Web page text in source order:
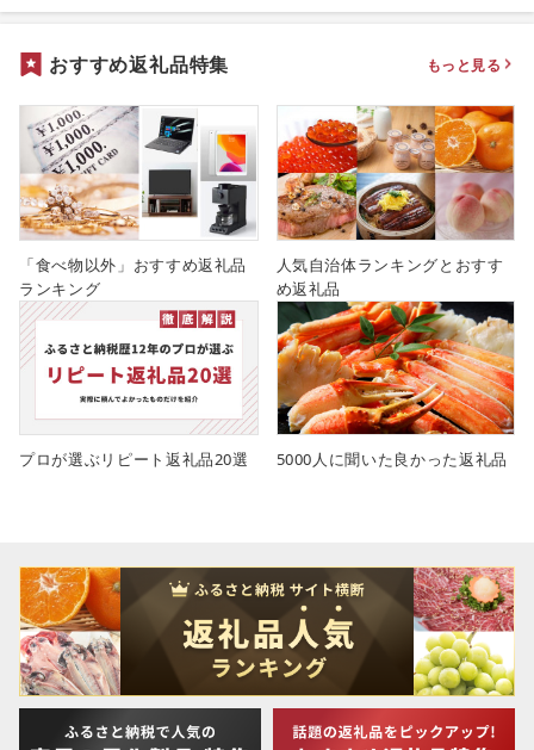
おすすめ返礼品特集 もっと見る
「食べ物以外」おすすめ返礼品
ランキング
人気自治体ランキングとおすす
め返礼品
プロが選ぶリピート返礼品20選 5000人に聞いた良かった返礼品